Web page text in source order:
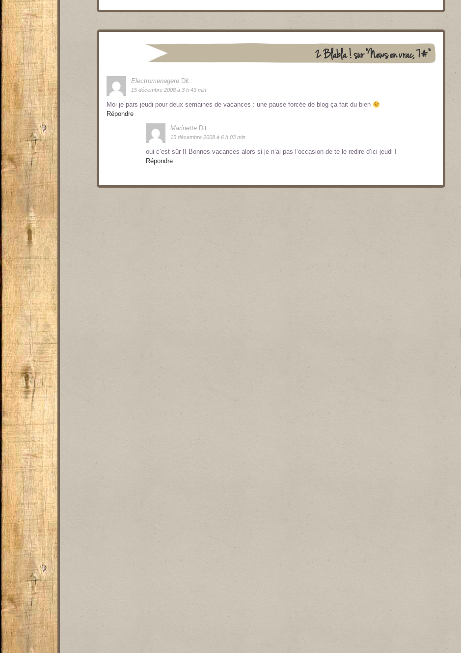
2 Blabla ! sur "News en vrac, 7#"
Electromenagere Dit :
15 décembre 2008 à 3 h 43 min
Moi je pars jeudi pour deux semaines de vacances : une pause forcée de blog ça fait du bien
Répondre
Marinette Dit :
15 décembre 2008 à 6 h 03 min
oui c’est sûr !! Bonnes vacances alors si je n’ai pas l’occasion de te le redire d’ici jeudi !
Répondre